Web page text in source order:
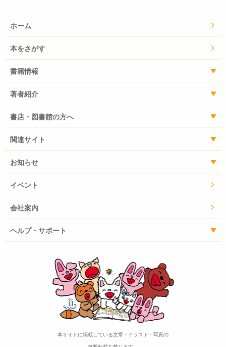
ホーム
本をさがす
書籍情報
著者紹介
書店・図書館の方へ
関連サイト
お知らせ
イベント
会社案内
ヘルプ・サポート
本サイトに掲載している文章・イラスト・写真の